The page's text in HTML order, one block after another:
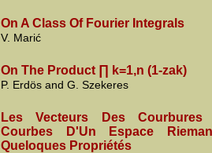
On A Class Of Fourier Integrals
V. Marić
On The Product ∏ k=1,n (1-zak)
P. Erdös and G. Szekeres
Les Vecteurs Des Courbures
Courbes D'Un Espace
Queloques Propriétés